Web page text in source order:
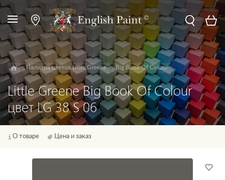
Палитра цветов Little Greene Big Book Of Colour
Little Greene Big Book Of Colour
цвет LG 38 S 06
О товаре Цена и заказ